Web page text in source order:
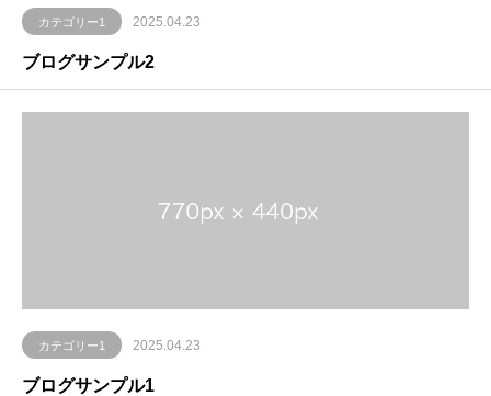
カテゴリー1 2025.04.23
ブログサンプル2
カテゴリー1 2025.04.23
ブログサンプル1